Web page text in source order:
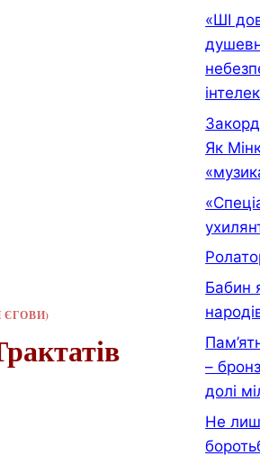
ЄГОВИ)
«ШІ
Як
Бабин
–
долі
Не